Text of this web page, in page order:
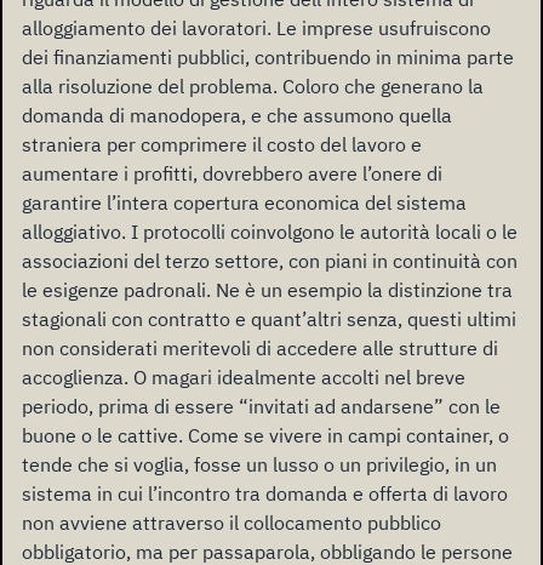
alloggiamento dei lavoratori. Le imprese usufruiscono
dei finanziamenti pubblici, contribuendo in minima parte
alla risoluzione del problema. Coloro che generano la
domanda di manodopera, e che assumono quella
straniera per comprimere il costo del lavoro e
aumentare i profitti, dovrebbero avere l’onere di
garantire l’intera copertura economica del sistema
alloggiativo. I protocolli coinvolgono le autorità locali o le
associazioni del terzo settore, con piani in continuità con
le esigenze padronali. Ne è un esempio la distinzione tra
stagionali con contratto e quant’altri senza, questi ultimi
non considerati meritevoli di accedere alle strutture di
accoglienza. O magari idealmente accolti nel breve
periodo, prima di essere “invitati ad andarsene” con le
buone o le cattive. Come se vivere in campi container, o
tende che si voglia, fosse un lusso o un privilegio, in un
sistema in cui l’incontro tra domanda e offerta di lavoro
non avviene attraverso il collocamento pubblico
obbligatorio, ma per passaparola, obbligando le persone